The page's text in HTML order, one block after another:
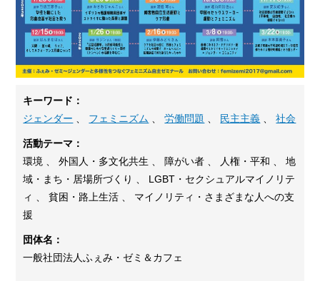
キーワード：
ジェンダー 、 フェミニズム 、労働問題 、 民主主義 、社会
活動テーマ：
環境 、 外国人・多文化共生 、 障がい者 、 人権・平和 、 地
域・まち・居場所づくり 、 LGBT・セクシュアルマイノリテ
ィ 、 貧困・路上生活 、 マイノリティ・さまざまな人への支
援
団体名：
一般社団法人ふぇみ・ゼミ＆カフェ